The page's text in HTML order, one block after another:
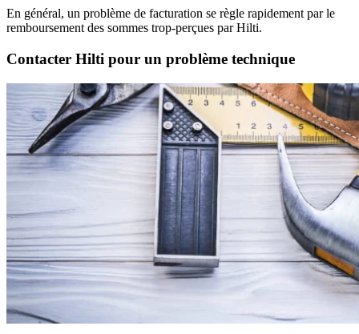
En général, un problème de facturation se règle rapidement par le
remboursement des sommes trop-perçues par Hilti.
Contacter Hilti pour un problème technique